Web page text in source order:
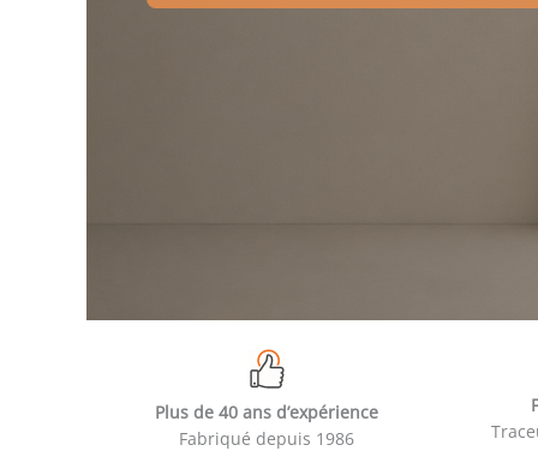
Plus de 40 ans d’expérience
Fabriqué depuis 1986